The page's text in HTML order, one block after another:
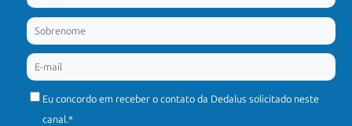
Eu concordo em receber o contato da Dedalus solicitado neste
canal.*